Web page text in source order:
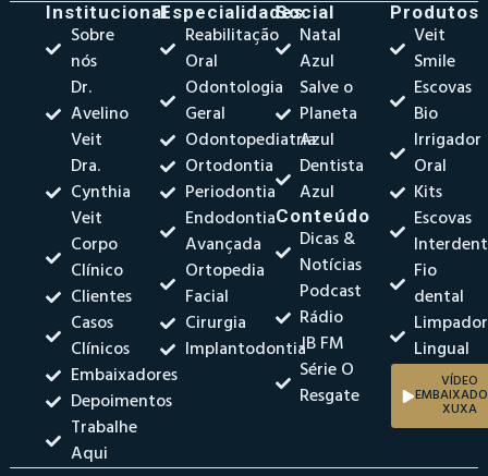
Institucional
Sobre
nós
Dr.
Avelino
Veit
Dra.
Cynthia
Veit
Corpo
Clínico
Clientes
Casos
Clínicos
Embaixadores
Depoimentos
Trabalhe
Aqui
Especialidades
Reabilitação
Oral
Odontologia
Geral
Odontopediatria
Ortodontia
Periodontia
Endodontia
Avançada
Ortopedia
Facial
Cirurgia
Implantodontia
Social
Natal
Azul
Salve o
Planeta
Azul
Dentista
Azul
Conteúdo
Dicas &
Notícias
Podcast
Rádio
JB FM
Série O
Resgate
Produtos
Veit
Smile
Escovas
Bio
Irrigador
Oral
Kits
Escovas
Fio
dental
Limpador
Lingual
VÍDEO
XUXA